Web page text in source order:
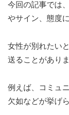
今回の記事では
やサイン、態度
女性が別れたい
送ることがありま
例えば、コミュ
欠如などが挙げ